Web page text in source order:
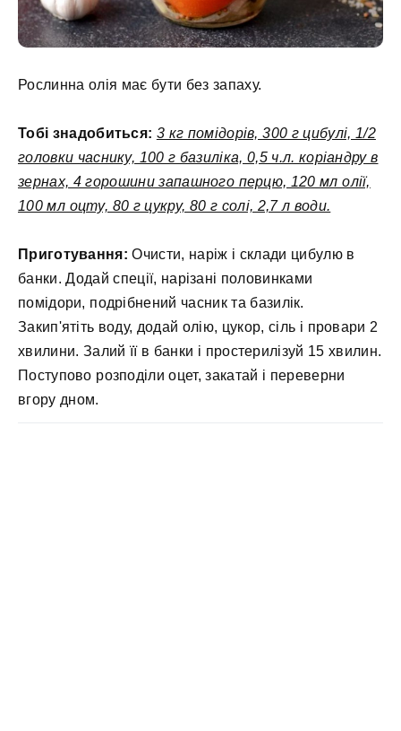
Рослинна олія має бути без запаху.
Тобі знадобиться: 3 кг помідорів, 300 г цибулі, 1/2
головки часнику, 100 г базиліка, 0,5 ч.л. коріандру в
зернах, 4 горошини запашного перцю, 120 мл олії,
100 мл оцту, 80 г цукру, 80 г солі, 2,7 л води.
Приготування: Очисти, наріж і склади цибулю в
банки. Додай спеції, нарізані половинками
помідори, подрібнений часник та базилік.
Закип'ятіть воду, додай олію, цукор, сіль і провари 2
хвилини. Залий її в банки і простерилізуй 15 хвилин.
Поступово розподіли оцет, закатай і переверни
вгору дном.